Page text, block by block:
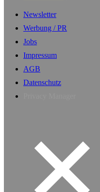
Newsletter
Werbung / PR
Jobs
Impressum
AGB
Datenschutz